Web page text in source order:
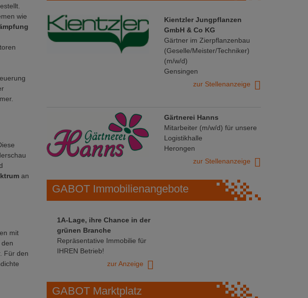
wie
an
mit
Für den
Kientzler Jungpflanzen
GmbH & Co KG
Gärtner im Zierpflanzenbau
(Geselle/Meister/Techniker)
(m/w/d)
Gensingen
zur Stellenanzeige
Gärtnerei Hanns
Mitarbeiter (m/w/d) für unsere
Logistikhalle
Herongen
zur Stellenanzeige
GABOT Immobilienangebote
1A-Lage, ihre Chance in der
grünen Branche
Repräsentative Immobilie für
IHREN Betrieb!
zur Anzeige
GABOT Marktplatz